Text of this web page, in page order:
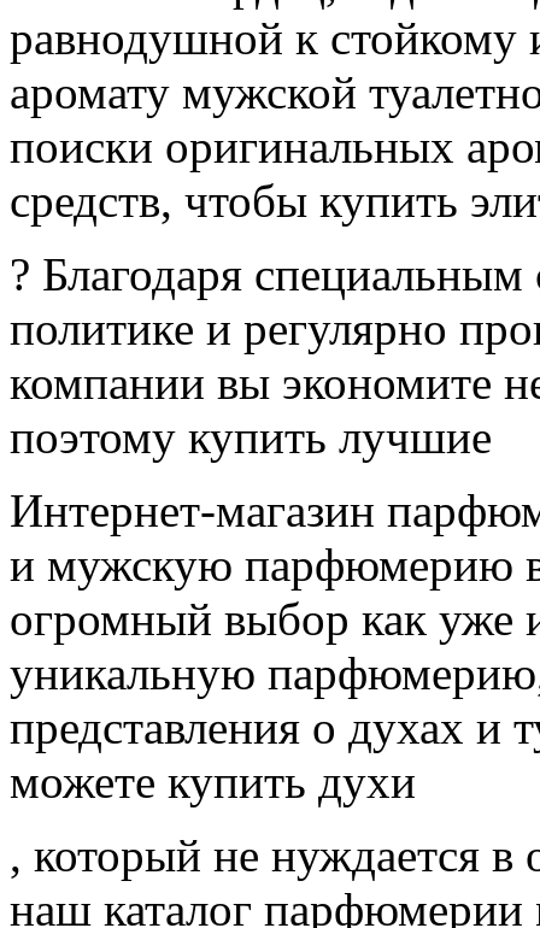
равнодушной к стойкому
аромату мужской
поиски оригинальных
средств, чтобы купить
? Благодаря
политике и регулярно
компании вы экономите
поэтому купить лучшие
Интернет-магазин
и мужскую парфюмерию в
огромный выбор как уже
уникальную парфюмерию,
представления о духах и
можете купить духи
, который не нуждается в
наш каталог парфюмерии